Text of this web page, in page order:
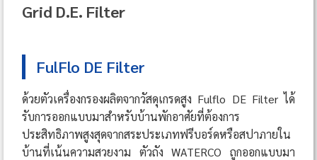
Grid D.E. Filter
FulFlo DE Filter
ด้วยตัวเครื่องกรองผลิตจากวัสดุเกรดสูง Fulflo DE Filter ได้
รับการออกแบบมาสำหรับบ้านพักอาศัยที่ต้องการ
ประสิทธิภาพสูงสุดจากสระประเภทฟรีบอร์ดหรือสปาภายใน
บ้านที่เน้นความสวยงาม ตัวถัง WATERCO ถูกออกแบบมา